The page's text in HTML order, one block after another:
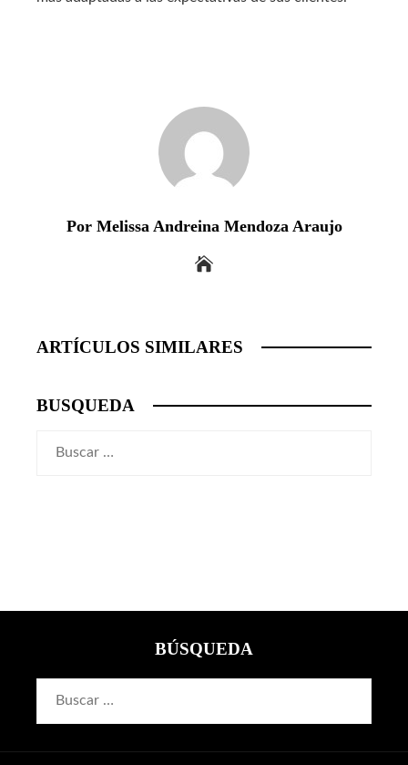
Por Melissa Andreina Mendoza Araujo
ARTÍCULOS SIMILARES
BUSQUEDA
BÚSQUEDA